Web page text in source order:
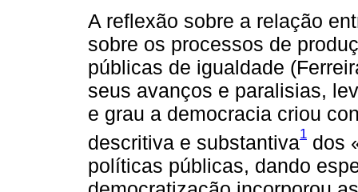
A reflexão sobre a relação
sobre os processos de
públicas de igualdade
seus avanços e paralisias,
e grau a democracia criou
descritiva e substantiva1 dos
políticas públicas, dando